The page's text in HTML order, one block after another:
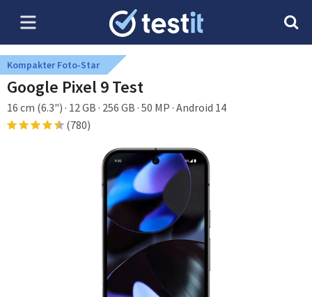
Kompakter Foto-Star
Google Pixel 9 Test
16 cm (6.3") · 12 GB · 256 GB · 50 MP · Android 14
(780)